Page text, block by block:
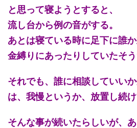
と思って寝ようとすると、
流し台から例の音がする。
あとは寝ている時に足下に誰
金縛りにあったりしていたそう
それでも、誰に相談していい
は、我慢というか、放置し続け
そんな事が続いたらしいが、